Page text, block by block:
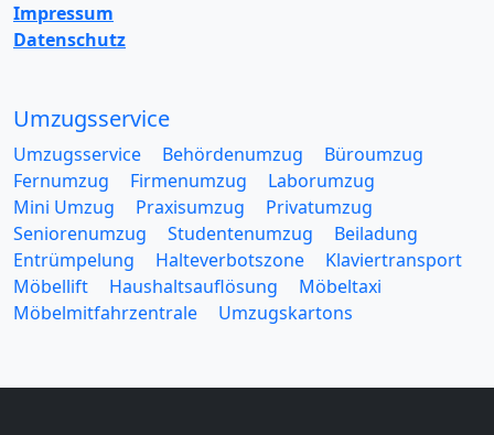
Impressum
Datenschutz
Umzugsservice
Umzugsservice Behördenumzug
Büroumzug
Fernumzug
Firmenumzug
Laborumzug
Mini Umzug
Praxisumzug
Privatumzug
Seniorenumzug
Studentenumzug
Beiladung
Entrümpelung
Halteverbotszone
Klaviertransport
Möbellift
Haushaltsauflösung
Möbeltaxi
Möbelmitfahrzentrale
Umzugskartons